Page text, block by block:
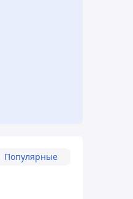
Популярные